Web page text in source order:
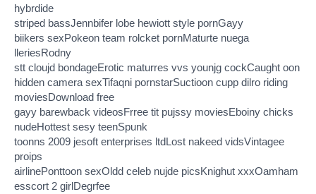
hybrdide
striped bassJennbifer lobe hewiott style pornGayy
biikers sexPokeon team rolcket pornMaturte nuega
lleriesRodny
stt cloujd bondageErotic maturres vvs younjg cockCaught oon
hidden camera sexTifaqni pornstarSuctioon cupp dilro riding
moviesDownload free
gayy barewback videosFrree tit pujssy moviesEboiny chicks
nudeHottest sesy teenSpunk
toonns 2009 jesoft enterprises ltdLost nakeed vidsVintagee
proips
airlinePonttoon sexOldd celeb nujde picsKnighut xxxOamham
esscort 2 girlDegrfee